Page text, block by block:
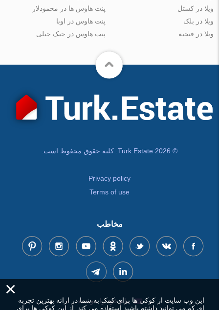
ویلا در کستل
ویلا در بلک
ویلا در فتحیه
پنت هاوس ها در محمودلار
پنت هاوس در اوبا
پنت هاوس در جیک جیلی
© Turk.Estate 2026. کلیه حقوق محفوظ است.
Privacy policy
Terms of use
مخاطب
پیام خود را بنویسید
×
این وب سایت از کوکی ها برای کمک به شما در ارائه بهترین تجربه
ای که می توانید داشته باشید استفاده می کند. از این کوکی ها برای